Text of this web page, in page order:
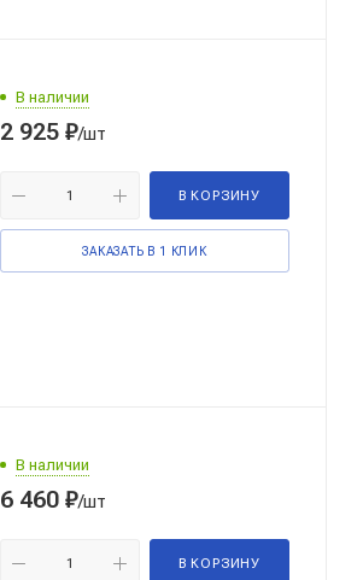
В наличии
2 925 ₽/шт
В КОРЗИНУ
ЗАКАЗАТЬ В 1 КЛИК
В наличии
6 460 ₽/шт
В КОРЗИНУ